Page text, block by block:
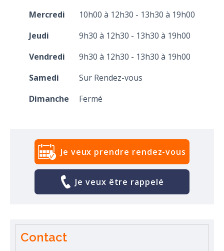
Mercredi
10h00 à 12h30 - 13h30 à 19h00
Jeudi
9h30 à 12h30 - 13h30 à 19h00
Vendredi
9h30 à 12h30 - 13h30 à 19h00
Samedi
Sur Rendez-vous
Dimanche
Fermé
Je veux prendre rendez-vous
Je veux être rappelé
Contact